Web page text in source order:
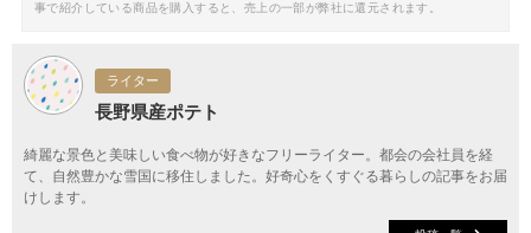
事で紹介している商品を購入すると、売上の一部が弊社に還元されます。
ライター
長野県産ポテト
綺麗な景色と美味しい食べ物が好きなフリーライター。都会の会社員を経
て、自然豊かな雪国に移住しました。好奇心をくすぐる暮らしの記事をお届
けします。